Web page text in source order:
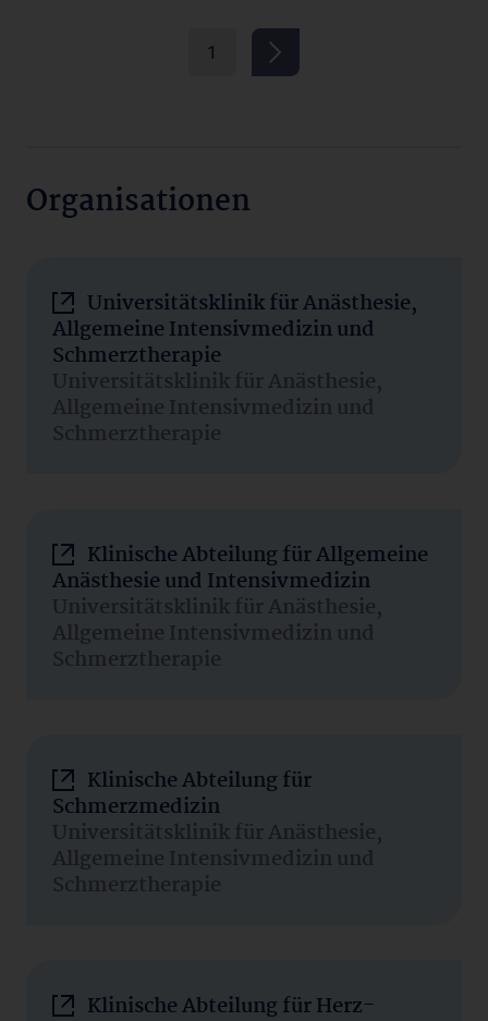
1
Organisationen
Universitätsklinik für Anästhesie,
Allgemeine Intensivmedizin und
Schmerztherapie
Universitätsklinik für Anästhesie,
Allgemeine Intensivmedizin und
Schmerztherapie
Klinische Abteilung für Allgemeine
Anästhesie und Intensivmedizin
Universitätsklinik für Anästhesie,
Allgemeine Intensivmedizin und
Schmerztherapie
Klinische Abteilung für
Schmerzmedizin
Universitätsklinik für Anästhesie,
Allgemeine Intensivmedizin und
Schmerztherapie
Klinische Abteilung für Herz-